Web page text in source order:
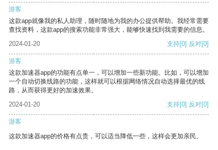
游客
这款app就像我的私人助理，随时随地为我的办公提供帮助。我经常需要
查找资料，这款app的搜索功能非常强大，能够快速找到我需要的信息。
2024-01-20
支持[0] 反对[0]
游客
这款加速器app的功能有点单一，可以增加一些新功能。比如，可以增加
一个自动切换线路的功能，这样就可以根据网络情况自动选择最优的线
路，从而获得更好的加速效果。
2024-01-20
支持[0] 反对[0]
游客
这款加速器app的价格有点贵，可以适当降低一些，这样会更加亲民。